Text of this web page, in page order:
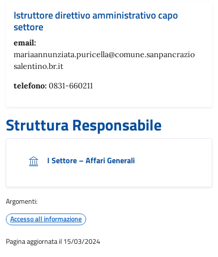
Istruttore direttivo amministrativo capo
settore
email:
mariaannunziata.puricella@comune.sanpancrazio
salentino.br.it
telefono: 0831-660211
Struttura Responsabile
I Settore – Affari Generali
Argomenti:
Accesso all informazione
Pagina aggiornata il 15/03/2024